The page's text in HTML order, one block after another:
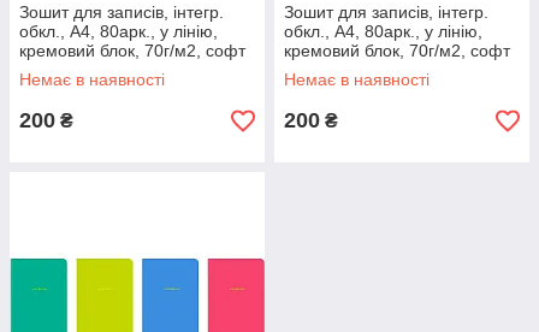
Зошит для записів, інтегр.
обкл., А4, 80арк., у лінію,
кремовий блок, 70г/м2, софт
тач + тиснення, MonAmi
ШКОЛЯРИК
Немає в наявності
200 ₴
Зошит для записів, інтегр.
обкл., А4, 80арк., у лінію,
кремовий блок, 70г/м2, софт
тач + виб УФ, MonAmi
ШКОЛЯРИК
Немає в наявності
200 ₴